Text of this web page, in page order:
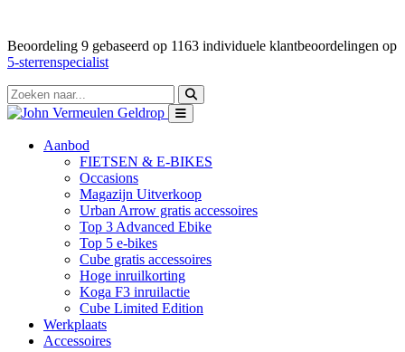
Beoordeling 9 gebaseerd op 1163 individuele klantbeoordelingen op
5-sterrenspecialist
Aanbod
FIETSEN & E-BIKES
Occasions
Magazijn Uitverkoop
Urban Arrow gratis accessoires
Top 3 Advanced Ebike
Top 5 e-bikes
Cube gratis accessoires
Hoge inruilkorting
Koga F3 inruilactie
Cube Limited Edition
Werkplaats
Accessoires